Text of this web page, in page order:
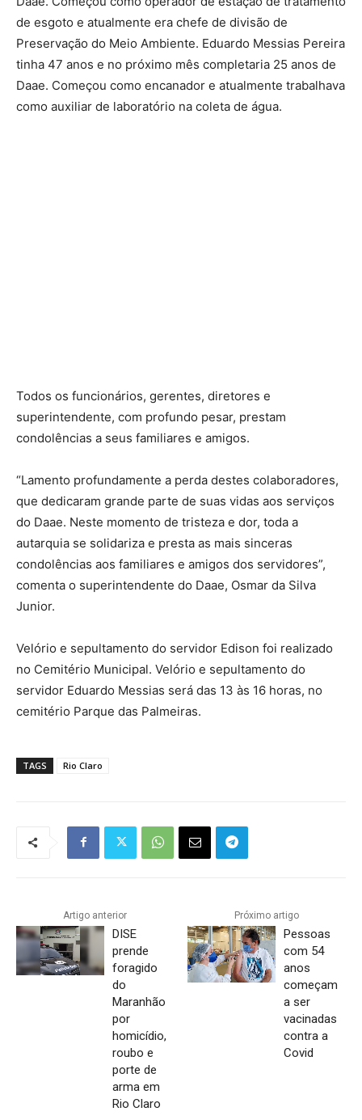
de esgoto e atualmente era chefe de divisão de
Preservação do Meio Ambiente. Eduardo Messias Pereira
tinha 47 anos e no próximo mês completaria 25 anos de
Daae. Começou como encanador e atualmente trabalhava
como auxiliar de laboratório na coleta de água.
Todos os funcionários, gerentes, diretores e
superintendente, com profundo pesar, prestam
condolências a seus familiares e amigos.
“Lamento profundamente a perda destes colaboradores,
que dedicaram grande parte de suas vidas aos serviços
do Daae. Neste momento de tristeza e dor, toda a
autarquia se solidariza e presta as mais sinceras
condolências aos familiares e amigos dos servidores”,
comenta o superintendente do Daae, Osmar da Silva
Junior.
Velório e sepultamento do servidor Edison foi realizado
no Cemitério Municipal. Velório e sepultamento do
servidor Eduardo Messias será das 13 às 16 horas, no
cemitério Parque das Palmeiras.
TAGS Rio Claro
Artigo anterior
DISE
prende
foragido
do
Maranhão
por
homicídio,
roubo e
porte de
arma em
Rio Claro
Próximo artigo
Pessoas
com 54
anos
começam
a ser
vacinadas
contra a
Covid